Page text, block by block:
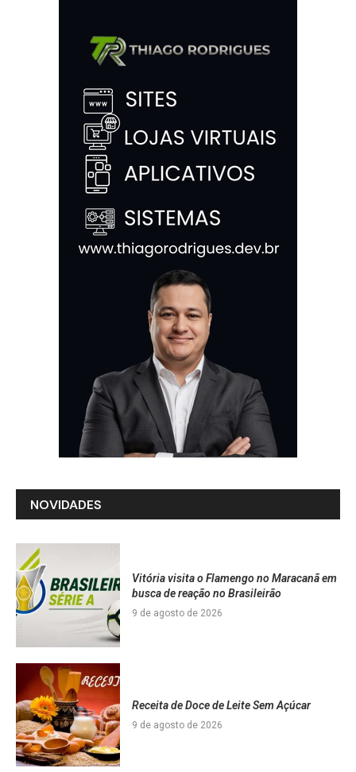
NOVIDADES
Vitória visita o Flamengo no Maracanã em
busca de reação no Brasileirão
9 de agosto de 2026
Receita de Doce de Leite Sem Açúcar
9 de agosto de 2026